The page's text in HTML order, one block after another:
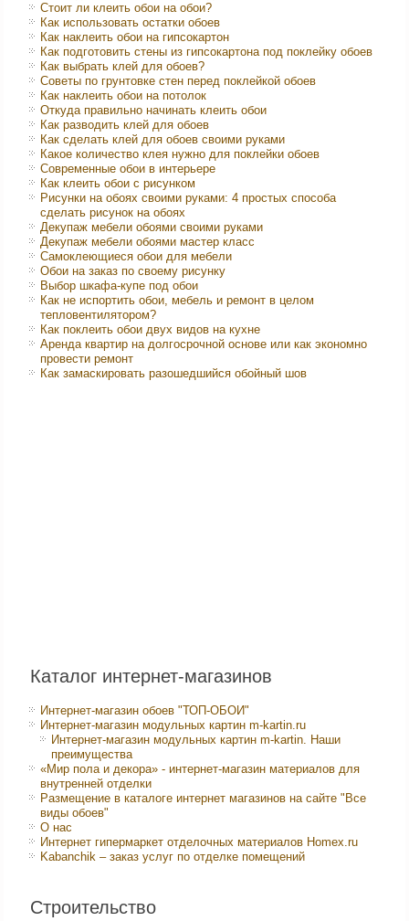
Стоит ли клеить обои на обои?
Как использовать остатки обоев
Как наклеить обои на гипсокартон
Как подготовить стены из гипсокартона под поклейку обоев
Как выбрать клей для обоев?
Советы по грунтовке стен перед поклейкой обоев
Как наклеить обои на потолок
Откуда правильно начинать клеить обои
Как разводить клей для обоев
Как сделать клей для обоев своими руками
Какое количество клея нужно для поклейки обоев
Современные обои в интерьере
Как клеить обои с рисунком
Рисунки на обоях своими руками: 4 простых способа
сделать рисунок на обоях
Декупаж мебели обоями своими руками
Декупаж мебели обоями мастер класс
Самоклеющиеся обои для мебели
Обои на заказ по своему рисунку
Выбор шкафа-купе под обои
Как не испортить обои, мебель и ремонт в целом
тепловентилятором?
Как поклеить обои двух видов на кухне
Аренда квартир на долгосрочной основе или как экономно
провести ремонт
Как замаскировать разошедшийся обойный шов
Каталог интернет-магазинов
Интернет-магазин обоев "ТОП-ОБОИ"
Интернет-магазин модульных картин m-kartin.ru
Интернет-магазин модульных картин m-kartin. Наши
преимущества
«Мир пола и декора» - интернет-магазин материалов для
внутренней отделки
Размещение в каталоге интернет магазинов на сайте "Все
виды обоев"
О нас
Интернет гипермаркет отделочных материалов Homex.ru
Kabanchik – заказ услуг по отделке помещений
Строительство